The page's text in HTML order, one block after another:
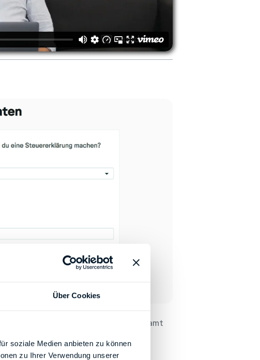
Über Cookies
soziale Medien anbieten zu können
zu Ihrer Verwendung unserer
Daten ab. Schließlich muss das Finanzamt